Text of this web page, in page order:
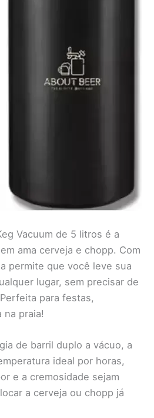
Vacuum de 5 litros é a
ama cerveja e chopp. Com
permite que você leve sua
lugar, sem precisar de
para festas,
na praia!
de barril duplo a vácuo, a
ideal por horas,
e a cremosidade sejam
a cerveja ou chopp já